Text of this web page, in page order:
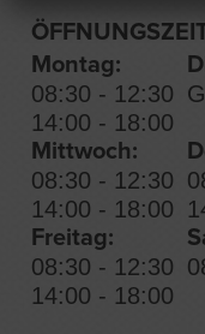
Montag:
08:30 - 12:30
14:00 - 18:00
Mittwoch:
08:30 - 12:30
14:00 - 18:00
Freitag:
08:30 - 12:30
14:00 - 18:00